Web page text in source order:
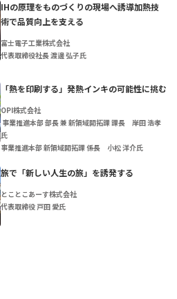
IHの原理をものづくりの現場へ誘導加熱技
術で品質向上を支える
富士電子工業株式会社
代表取締役社長 渡邊 弘子氏
「熱を印刷する」発熱インキの可能性に挑む
OPI株式会社
事業推進本部 部長 兼 新領域開拓課 課長 岸田 浩孝
氏
事業推進本部 新領域開拓課 係長 小松 洋介氏
旅で「新しい人生の旅」を誘発する
とことこあーす株式会社
代表取締役 戸田 愛氏